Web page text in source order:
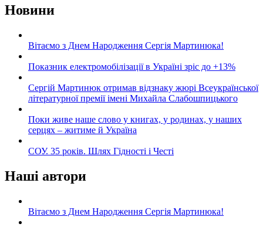
Новини
Вітаємо з Днем Народження Сергія Мартинюка!
Показник електромобілізації в Україні зріс до +13%
Сергій Мартинюк отримав відзнаку жюрі Всеукраїнської
літературної премії імені Михайла Слабошпицького
Поки живе наше слово у книгах, у родинах, у наших
серцях – житиме й Україна
СОУ. 35 років. Шлях Гідності і Честі
Наші автори
Вітаємо з Днем Народження Сергія Мартинюка!